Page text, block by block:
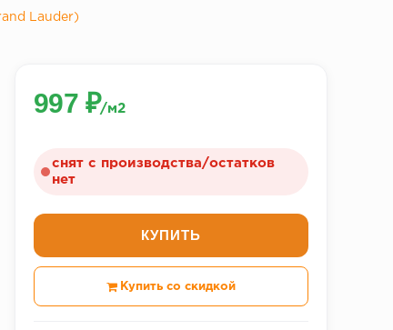
Lauder)
997 ₽/м2
снят с производства/остатков
нет
КУПИТЬ
Купить со скидкой